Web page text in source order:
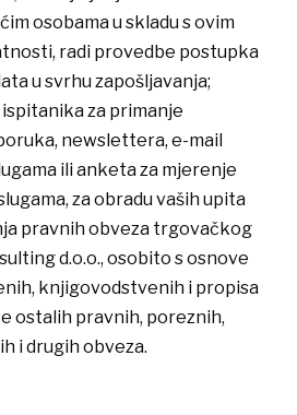
osobama u skladu s ovim
radi provedbe postupka
u svrhu zapošljavanja;
za primanje
newslettera, e-mail
ili anketa za mjerenje
za obradu vaših upita
pravnih obveza trgovačkog
d.o.o., osobito s osnove
knjigovodstvenih i propisa
ostalih pravnih, poreznih,
i drugih obveza.